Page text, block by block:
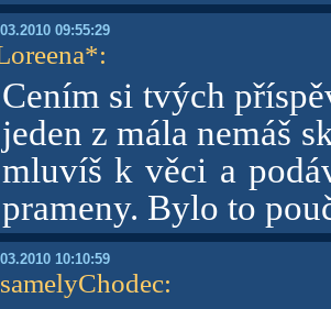
09:55:29
:
Cením si tvých
jeden z mála nemáš
mluvíš k věci a
prameny. Bylo to
10:10:59
: